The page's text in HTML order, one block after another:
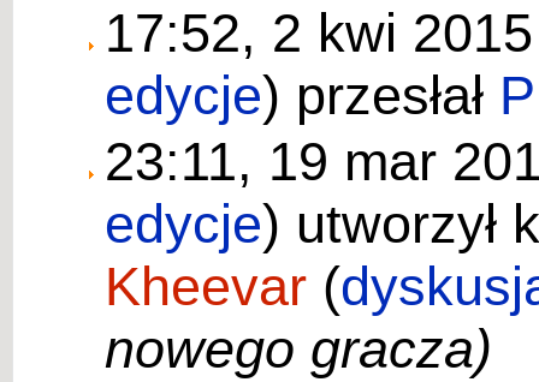
17:52, 2 kwi
edycje) przesłał
23:11, 19 mar
edycje) utworzył
Kheevar (
nowego gracza)